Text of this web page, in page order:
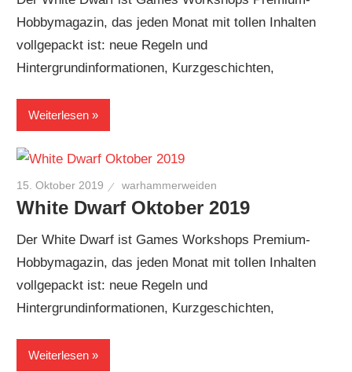
Hobbymagazin, das jeden Monat mit tollen Inhalten
vollgepackt ist: neue Regeln und
Hintergrundinformationen, Kurzgeschichten,
Weiterlesen
15. Oktober 2019 warhammerweiden
White Dwarf Oktober 2019
Der White Dwarf ist Games Workshops Premium-
Hobbymagazin, das jeden Monat mit tollen Inhalten
vollgepackt ist: neue Regeln und
Hintergrundinformationen, Kurzgeschichten,
Weiterlesen